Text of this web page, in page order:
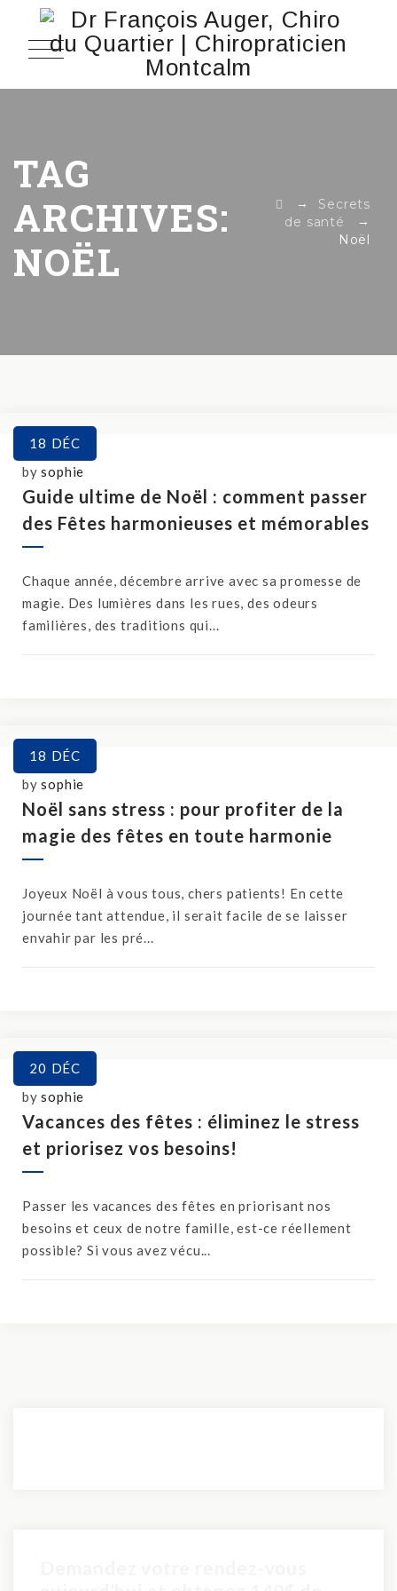
TAG
ARCHIVES:
NOËL
→ Secrets
de santé →
Noël
18 DÉC
bysophie
Guide ultime de Noël : comment passer
des Fêtes harmonieuses et mémorables
Chaque année, décembre arrive avec sa promesse de
magie. Des lumières dans les rues, des odeurs
familières, des traditions qui...
18 DÉC
bysophie
Noël sans stress : pour profiter de la
magie des fêtes en toute harmonie
Joyeux Noël à vous tous, chers patients! En cette
journée tant attendue, il serait facile de se laisser
envahir par les pré...
20 DÉC
bysophie
Vacances des fêtes : éliminez le stress
et priorisez vos besoins!
Passer les vacances des fêtes en priorisant nos
besoins et ceux de notre famille, est-ce réellement
possible? Si vous avez vécu...